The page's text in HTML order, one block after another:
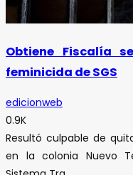
Obtiene Fiscalía
feminicida de SGS
edicionweb
0.9K
Resultó culpable de
en la colonia Nuevo